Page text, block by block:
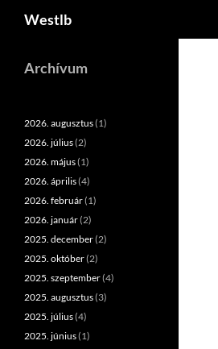
Westlb
Archívum
2026. augusztus(1)
2026. július(2)
2026. május(1)
2026. április(4)
2026. február(1)
2026. január(2)
2025. december(2)
2025. október(2)
2025. szeptember(4)
2025. augusztus(3)
2025. július(4)
2025. június(1)